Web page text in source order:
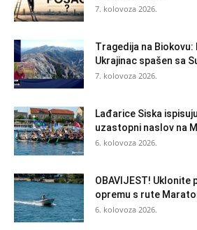
7. kolovoza 2026.
Tragedija na
Ukrajinac spašen sa
7. kolovoza 2026.
Lađarice Siska
uzastopni naslov na
6. kolovoza 2026.
OBAVIJEST! Uklonite
opremu s rute
6. kolovoza 2026.